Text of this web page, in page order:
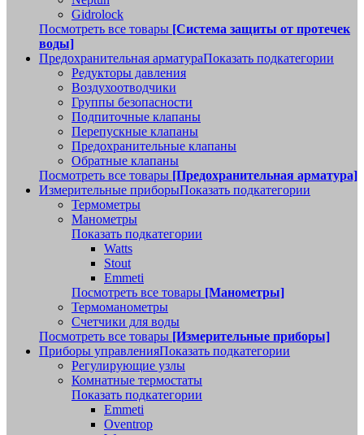
Gidrolock
Посмотреть все товары [Система защиты от протечек
воды]
Предохранительная арматураПоказать подкатегории
Редукторы давления
Воздухоотводчики
Группы безопасности
Подпиточные клапаны
Перепускные клапаны
Предохранительные клапаны
Обратные клапаны
Посмотреть все товары [Предохранительная арматура]
Измерительные приборыПоказать подкатегории
Термометры
Манометры
Показать подкатегории
Watts
Stout
Emmeti
Посмотреть все товары [Манометры]
Термоманометры
Счетчики для воды
Посмотреть все товары [Измерительные приборы]
Приборы управленияПоказать подкатегории
Регулирующие узлы
Комнатные термостаты
Показать подкатегории
Emmeti
Oventrop